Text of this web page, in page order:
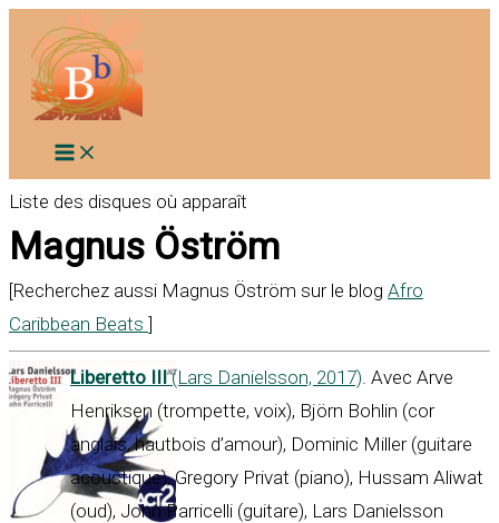
contenu
Liste des disques où apparaît
Magnus Öström
[Recherchez aussi Magnus Öström sur le blog Afro
Caribbean Beats ]
Liberetto III(Lars Danielsson, 2017). Avec Arve
Henriksen (trompette, voix), Björn Bohlin (cor
anglais, hautbois d’amour), Dominic Miller (guitare
acoustique), Gregory Privat (piano), Hussam Aliwat
(oud), John Parricelli (guitare), Lars Danielsson